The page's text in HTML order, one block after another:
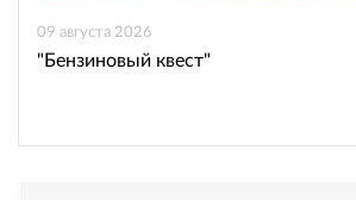
09 августа 2026
"Бензиновый квест"